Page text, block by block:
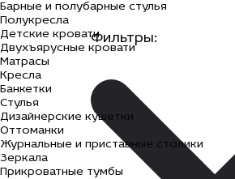
Барные и полубарные стулья
Полукресла
Детские кровати
Двухъярусные кровати
Матрасы
Кресла
Банкетки
Стулья
Дизайнерские кушетки
Оттоманки
Журнальные и приставные столики
Зеркала
Прикроватные тумбы
Фильтры: